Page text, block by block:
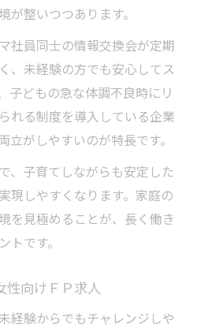
が整いつつあります。
社員同士の情報交換会が定期
、未経験の方でも安心してス
子どもの急な体調不良時にリ
れる制度を導入している企業
立がしやすいのが特長です。
、子育てしながらも安定した
現しやすくなります。家庭の
を見極めることが、長く働き
です。
性向けＦＰ求人
経験からでもチャレンジしや